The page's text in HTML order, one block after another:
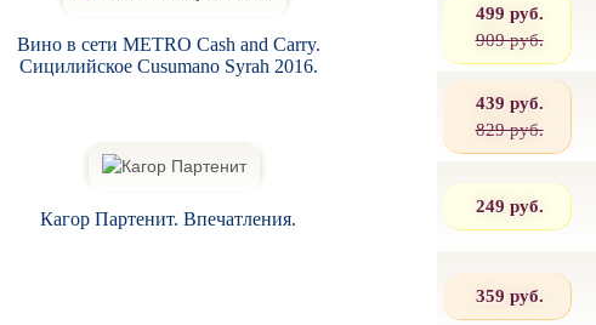
499 руб.
909 руб.
439 руб.
829 руб.
249 руб.
359 руб.
Вино в сети METRO Cash and Carry.
Сицилийское Cusumano Syrah 2016.
Кагор Партенит. Впечатления.